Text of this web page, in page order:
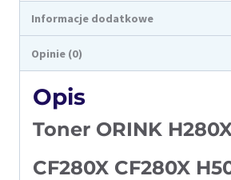
Informacje dodatkowe
Opinie (0)
Opis
Toner ORINK
CF280X CF280X